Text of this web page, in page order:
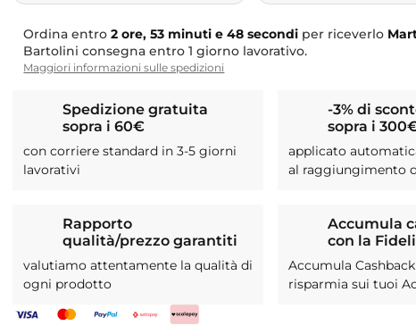
Ordina entro2 ore, 53 minuti e 48 secondi per riceverlo
Bartolini consegna entro 1 giorno lavorativo.
Maggiori informazioni sulle spedizioni
Spedizione gratuita
sopra i 60€
con corriere standard in 3-5 giorni
lavorativi
-3% di
sopra i
applicato
al raggiungimento
Rapporto
qualità/prezzo garantiti
valutiamo attentamente la qualità di
ogni prodotto
Accumula
con la
Accumula Cashback
risparmia sui tuoi